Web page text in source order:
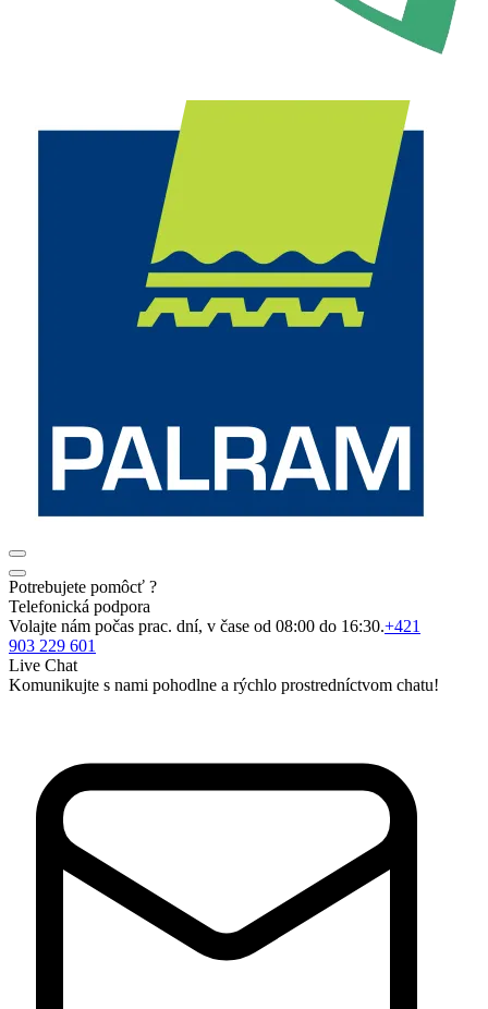
Potrebujete pomôcť ?
Telefonická podpora
Volajte nám počas prac. dní, v čase od 08:00 do 16:30.+421
903 229 601
Live Chat
Komunikujte s nami pohodlne a rýchlo prostredníctvom chatu!